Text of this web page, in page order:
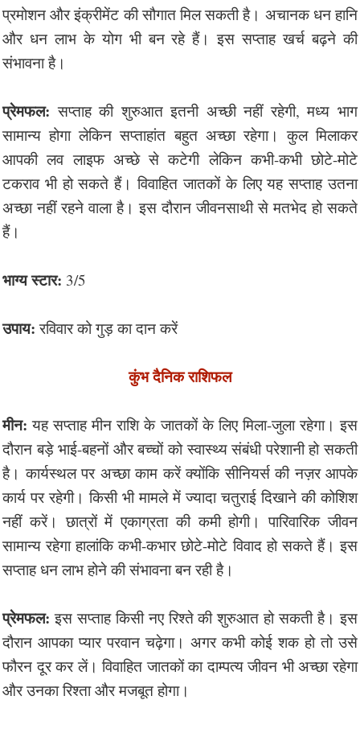
प्रमोशन और इंक्रीमेंट की सौगात मिल सकती है। अचानक धन हानि
और धन लाभ के योग भी बन रहे हैं। इस सप्ताह खर्च बढ़ने की
संभावना है।
प्रेमफल:सप्ताह की शुरुआत इतनी अच्छी नहीं रहेगी, मध्य भाग
सामान्य होगा लेकिन सप्ताहांत बहुत अच्छा रहेगा। कुल मिलाकर
आपकी लव लाइफ अच्छे से कटेगी लेकिन कभी-कभी छोटे-मोटे
टकराव भी हो सकते हैं। विवाहित जातकों के लिए यह सप्ताह उतना
अच्छा नहीं रहने वाला है। इस दौरान जीवनसाथी से मतभेद हो सकते
हैं।
भाग्य स्टार: 3/5
उपाय: रविवार को गुड़ का दान करें
कुंभ दैनिक राशिफल
मीन: यह सप्ताह मीन राशि के जातकों के लिए मिला-जुला रहेगा। इस
दौरान बड़े भाई-बहनों और बच्चों को स्वास्थ्य संबंधी परेशानी हो सकती
है। कार्यस्थल पर अच्छा काम करें क्योंकि सीनियर्स की नज़र आपके
कार्य पर रहेगी। किसी भी मामले में ज्यादा चतुराई दिखाने की कोशिश
नहीं करें। छात्रों में एकाग्रता की कमी होगी। पारिवारिक जीवन
सामान्य रहेगा हालांकि कभी-कभार छोटे-मोटे विवाद हो सकते हैं। इस
सप्ताह धन लाभ होने की संभावना बन रही है।
प्रेमफल: इस सप्ताह किसी नए रिश्ते की शुरुआत हो सकती है। इस
दौरान आपका प्यार परवान चढ़ेगा। अगर कभी कोई शक हो तो उसे
फौरन दूर कर लें। विवाहित जातकों का दाम्पत्य जीवन भी अच्छा रहेगा
और उनका रिश्ता और मजबूत होगा।